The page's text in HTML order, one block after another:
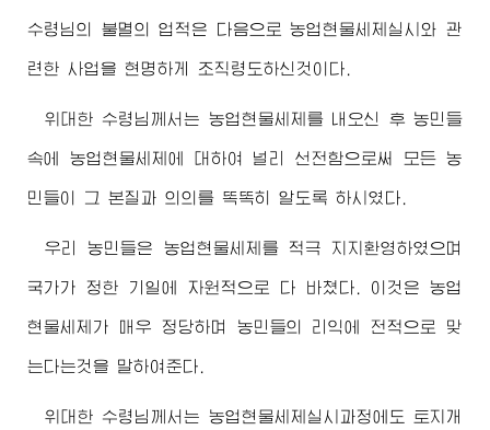
수령님 의 불멸의 업적은 다음으로 농업현물세제실시와 관
련한 사업을 현명하게 조직령도하신것이다.
위대한 수령님께서는 농업현물세제를 내오신 후 농민들
속에 농업현물세제에 대하여 널리 선전함으로써 모든 농
민들이 그 본질과 의의를 똑똑히 알도록 하시였다.
우리 농민들은 농업현물세제를 적극 지지환영하였으며
국가가 정한 기일에 자원적으로 다 바쳤다. 이것은 농업
현물세제가 매우 정당하며 농민들의 리익에 전적으로 맞
는다는것을 말하여준다.
위대한 수령님께서는 농업현물세제실시과정에도 토지개